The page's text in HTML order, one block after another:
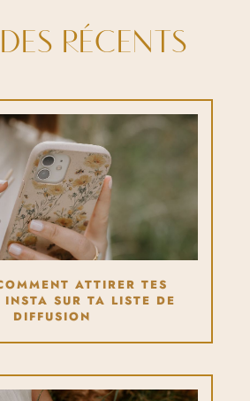
RÉCENTS
ATTIRER TES
INSTA SUR TA LISTE DE
DIFFUSION